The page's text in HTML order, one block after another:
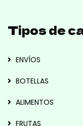
Tipos de
ENVÍOS
BOTELLAS
ALIMENTOS
FRUTAS